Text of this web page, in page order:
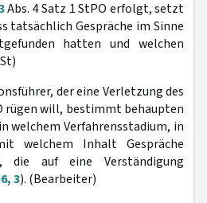
Abs. 4 Satz 1 StPO erfolgt, setzt
tatsächlich Gespräche im Sinne
hatten und welchen
der eine Verletzung des
rügen will, bestimmt behaupten
welchem Verfahrensstadium, in
welchem Inhalt Gespräche
die auf eine Verständigung
3). (Bearbeiter)